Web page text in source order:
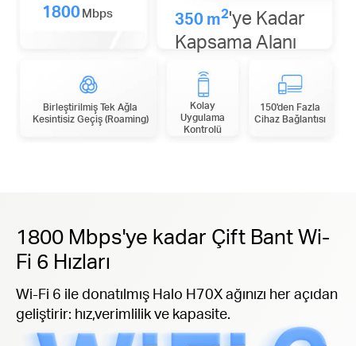
1800Mbps 350 m2'ye Kadar
Kapsama Alanı
Birleştirilmiş Tek Ağla
Kesintisiz Geçiş (Roaming)
Kolay
Uygulama
Kontrolü
150'den Fazla
Cihaz Bağlantısı
1800 Mbps'ye kadar Çift Bant Wi-
Fi 6 Hızları
Wi-Fi 6 ile donatılmış Halo H70X ağınızı her açıdan
geliştirir: hız,verimlilik ve kapasite.